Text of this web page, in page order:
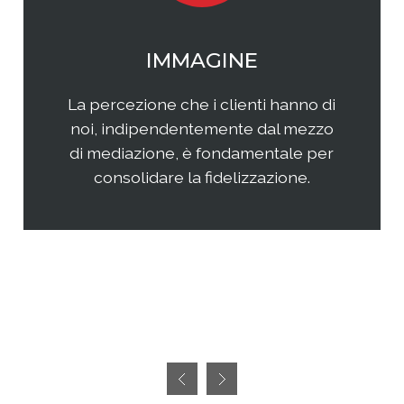
le parole, le
della strategia di
per cui l'acquisto del
migliorerà la vita.
Qual è il tuo
come questi
tua
servizi?